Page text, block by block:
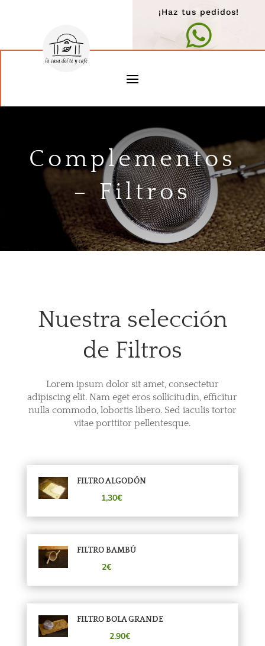
¡Haz tus pedidos!

Complementos
– Filtros
Nuestra selección
de Filtros
Lorem ipsum dolor sit amet, consectetur
adipiscing elit. Nam eget eros sollicitudin, efficitur
nulla commodo, lobortis libero. Sed iaculis tortor
vitae porttitor pellentesque.
FILTRO ALGODÓN
1,30€
FILTRO BAMBÚ
2€
FILTRO BOLA GRANDE
2.90€